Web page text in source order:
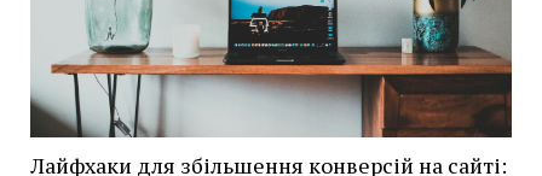
Лайфхаки для збільшення конверсій на сайті: